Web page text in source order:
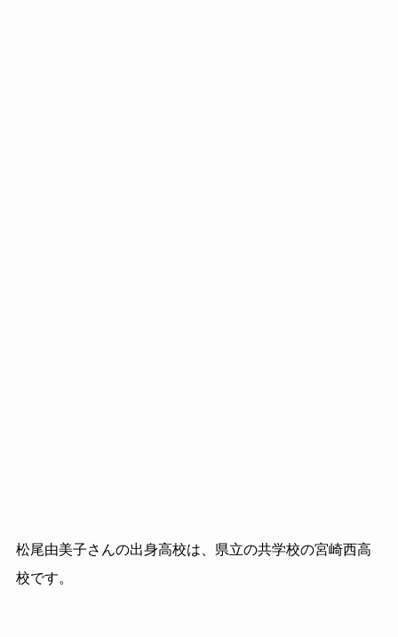
松尾由美子さんの出身高校は、県立の共学校の宮崎西高
校です。